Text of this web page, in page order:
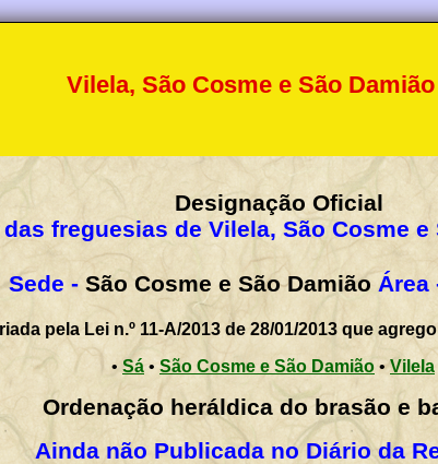
Vilela, São Cosme e São
Designação Oficial
freguesias de Vilela, São Cosme e
Sede - São Cosme e São Damião Área
pela Lei n.º 11-A/2013 de 28/01/2013 que
• Sá • São Cosme e São Damião •Vilela
Ordenação heráldica do brasão e
Ainda não Publicada no Diário da